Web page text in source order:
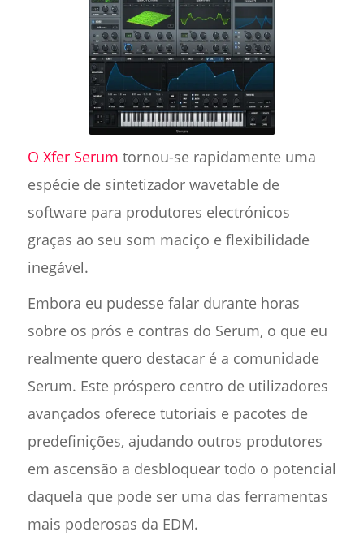
O Xfer Serum tornou-se rapidamente uma
espécie de sintetizador wavetable de
software para produtores electrónicos
graças ao seu som maciço e flexibilidade
inegável.
Embora eu pudesse falar durante horas
sobre os prós e contras do Serum, o que eu
realmente quero destacar é a comunidade
Serum. Este próspero centro de utilizadores
avançados oferece tutoriais e pacotes de
predefinições, ajudando outros produtores
em ascensão a desbloquear todo o potencial
daquela que pode ser uma das ferramentas
mais poderosas da EDM.